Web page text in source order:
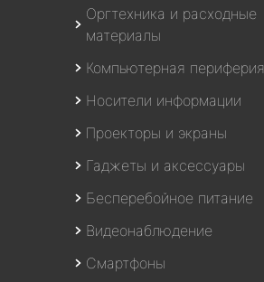
Оргтехника и расходные
материалы
Компьютерная периферия
Носители информации
Проекторы и экраны
Гаджеты и аксессуары
Бесперебойное питание
Видеонаблюдение
Смартфоны